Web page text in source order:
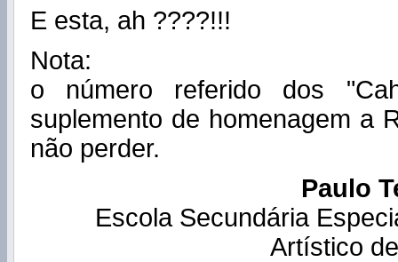
E esta, ah ????!!!
Nota:
o número referido dos
suplemento de homenagem a
não perder.
Paulo
Escola Secundária
Artístico